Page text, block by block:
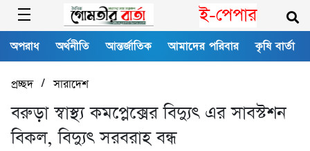
ই-পেপার
অপরাধ অর্থনীতি আন্তর্জাতিক আমাদের পরিবার কৃষি বার্তা
প্রচ্ছদ/সারাদেশ
বরুড়া স্বাস্থ্য কমপ্লেক্সের বিদ্যুৎ এর সাবস্টশন
বিকল, বিদ্যুৎ সরবরাহ বন্ধ